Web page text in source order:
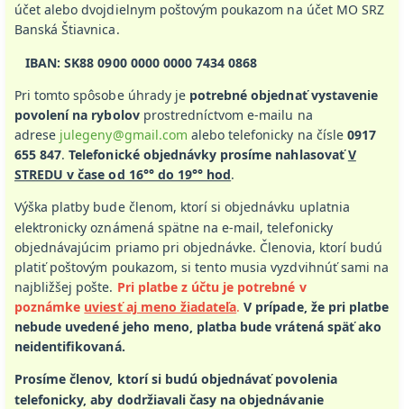
účet alebo dvojdielnym poštovým poukazom na účet MO SRZ
Banská Štiavnica.
IBAN:SK88 0900 0000 0000 7434 0868
Pri tomto spôsobe úhrady je potrebné objednať vystavenie
povolení na rybolovprostredníctvom e-mailu na
adrese julegeny@gmail.com alebo telefonicky na čísle 0917
655 847.Telefonické objednávky prosíme nahlasovaťV
STREDU v čase od 16°° do 19°° hod.
Výška platby bude členom, ktorí si objednávku uplatnia
elektronicky oznámená spätne na e-mail, telefonicky
objednávajúcim priamo pri objednávke. Členovia, ktorí budú
platiť poštovým poukazom, si tento musia vyzdvihnúť sami na
najbližšej pošte. Pri platbe z účtu je potrebné v
poznámke uviesť aj meno žiadateľa. V prípade, že pri platbe
nebude uvedené jeho meno, platba bude vrátená späť ako
neidentifikovaná.
Prosíme členov, ktorí si budú objednávať povolenia
telefonicky, aby dodržiavali časy na objednávanie